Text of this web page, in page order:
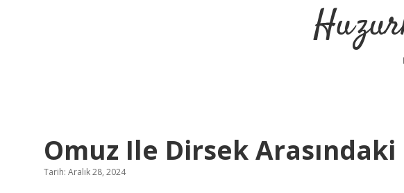
Omuz Ile Dirsek
Tarih: Aralık 28, 2024